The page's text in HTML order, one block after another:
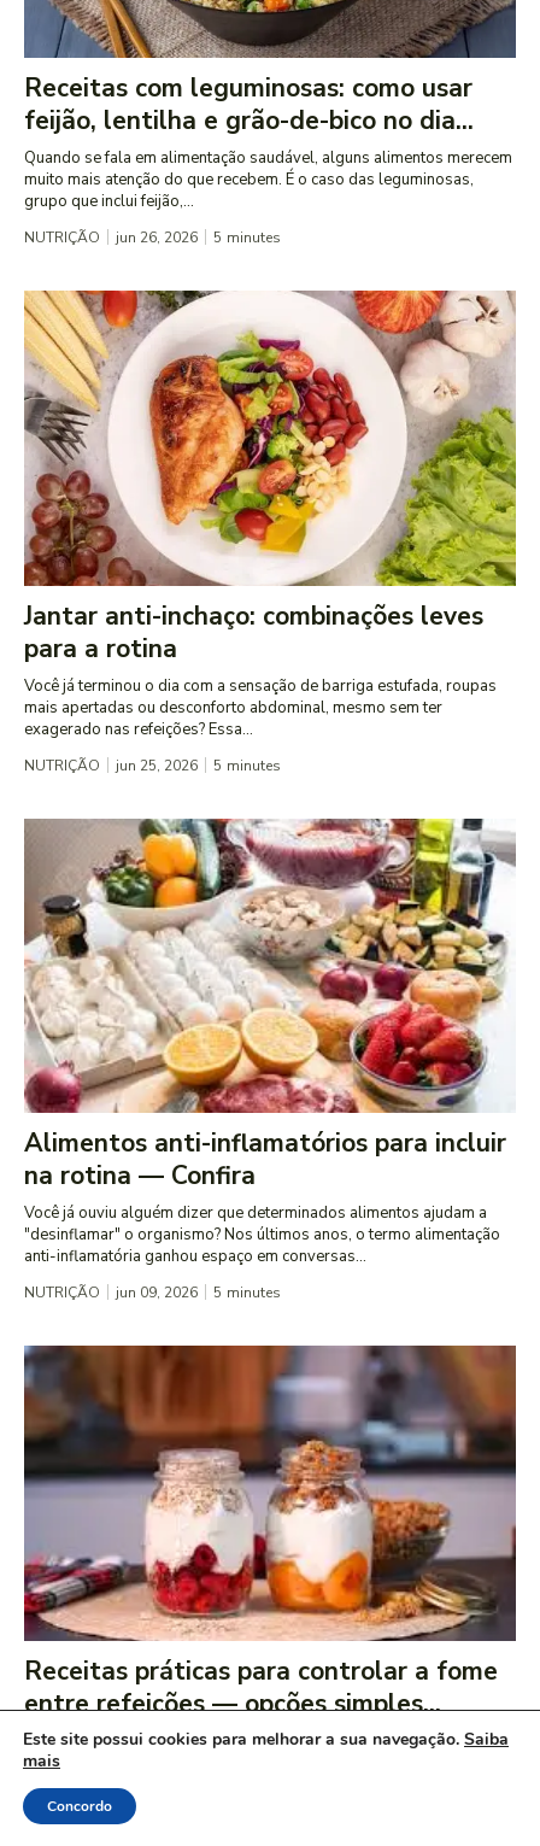
Receitas com leguminosas: como usar
feijão, lentilha e grão-de-bico no dia...
Quando se fala em alimentação saudável, alguns alimentos merecem
muito mais atenção do que recebem. É o caso das leguminosas,
grupo que inclui feijão,...
NUTRIÇÃO jun 26, 2026 5 minutes
Jantar anti-inchaço: combinações leves
para a rotina
Você já terminou o dia com a sensação de barriga estufada, roupas
mais apertadas ou desconforto abdominal, mesmo sem ter
exagerado nas refeições? Essa...
NUTRIÇÃO jun 25, 2026 5 minutes
Alimentos anti-inflamatórios para incluir
na rotina — Confira
Você já ouviu alguém dizer que determinados alimentos ajudam a
"desinflamar" o organismo? Nos últimos anos, o termo alimentação
anti-inflamatória ganhou espaço em conversas...
NUTRIÇÃO jun 09, 2026 5 minutes
Receitas práticas para controlar a fome
entre refeições — opções simples...
Você almoça, mas poucas horas depois já está procurando algo para
beliscar. Ou então passa a tarde inteira com vontade de comer doces,
salgadinhos...
NUTRIÇÃO jun 05, 2026
Este site possui cookies para melhorar a sua navegação. Saiba
mais
Concordo